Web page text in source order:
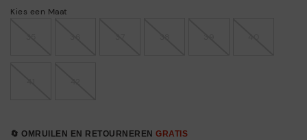
Kies een Maat
🔄 OMRUILEN EN RETOURNEREN GRATIS